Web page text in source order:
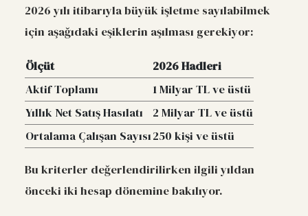
2026 yılı itibarıyla büyük işletme sayılabilmek
için aşağıdaki eşiklerin aşılması gerekiyor:
Ölçüt
2026 Hadleri
Aktif Toplamı
1 Milyar TL ve üstü
Yıllık Net Satış Hasılatı
2 Milyar TL ve üstü
Ortalama Çalışan Sayısı250 kişi ve üstü
Bu kriterler değerlendirilirken ilgili yıldan
önceki iki hesap dönemine bakılıyor.